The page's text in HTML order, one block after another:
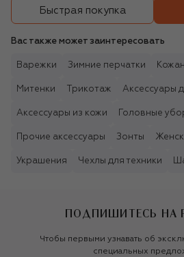
Быстрая покупка
Вас также может заинтересовать
Варежки Зимние перчатки
Митенки Трикотаж Аксессуары
Аксессуары из кожи Головные
Прочие аксессуары Зонты
Украшения Чехлы для техники
ПОДПИШИТЕСЬ НА
Чтобы первыми узнавать об
специальных